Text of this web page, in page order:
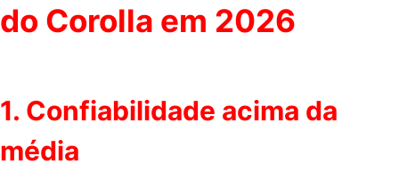
do Corolla em 2026
1. Confiabilidade acima da
média